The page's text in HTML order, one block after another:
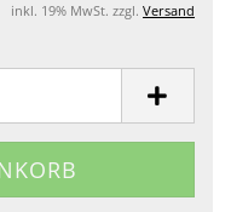
inkl. 19% MwSt. zzgl. Versand